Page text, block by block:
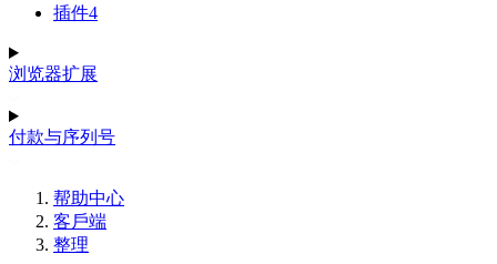
插件4
浏览器扩展
付款与序列号
帮助中心
客戶端
整理